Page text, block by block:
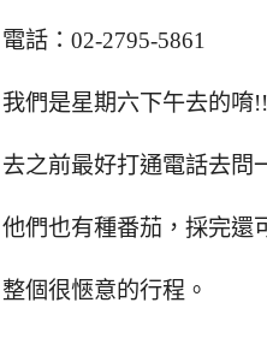
電話：02-2795-5861
我們是星期六下午去的唷
去之前最好打通電話去問
他們也有種番茄，採完還
整個很愜意的行程。